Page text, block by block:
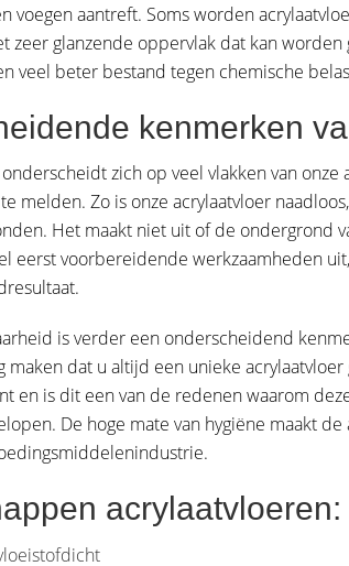
voegen aantreft. Soms worden
zeer glanzende oppervlak dat kan
veel beter bestand tegen chemische
kenmerken
zich op veel vlakken van
melden. Zo is onze acrylaatvloer
Het maakt niet uit of de ondergrond
eerst voorbereidende werkzaamheden
is verder een onderscheidend
maken dat u altijd een unieke
en is dit een van de redenen waarom
De hoge mate van hygiëne maakt
acrylaatvloeren: